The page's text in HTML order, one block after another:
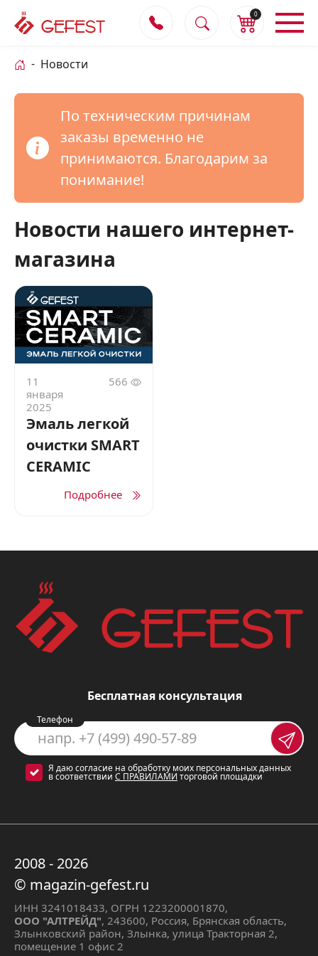
0
Новости
По техническим причинам
заказы временно не
принимаются. Благодарим за
понимание!
Новости нашего интернет-
магазина
11
января
2025
566
Эмаль легкой
очистки SMART
CERAMIC
Подробнее
Бесплатная консультация
Телефон
Я даю согласие на обработку моих персональных данных
в соответствии С ПРАВИЛАМИ торговой площадки
2008 - 2026
© magazin-gefest.ru
ИНН 3241018433, ОГРН 1223200001870,
ООО "АЛТРЕЙД", 243600, Россия, Брянская область,
Злынковский район, Злынка, улица Тракторная 2,
помещение 1 офис 2
Я даю согласие на обработку моих персональных
ОТПРАВИТЬ ЗАЯВКУ